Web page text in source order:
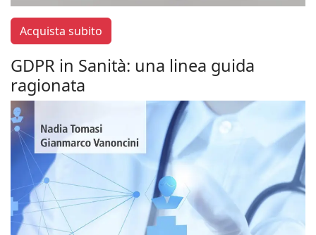
Acquista subito
GDPR in Sanità: una linea guida
ragionata